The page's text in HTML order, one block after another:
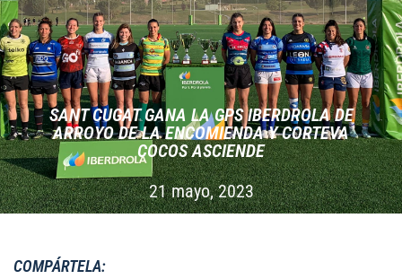
SANT CUGAT GANA LA GPS IBERDROLA DE
ARROYO DE LA ENCOMIENDA Y CORTEVA
COCOS ASCIENDE
21 mayo, 2023
COMPÁRTELA: